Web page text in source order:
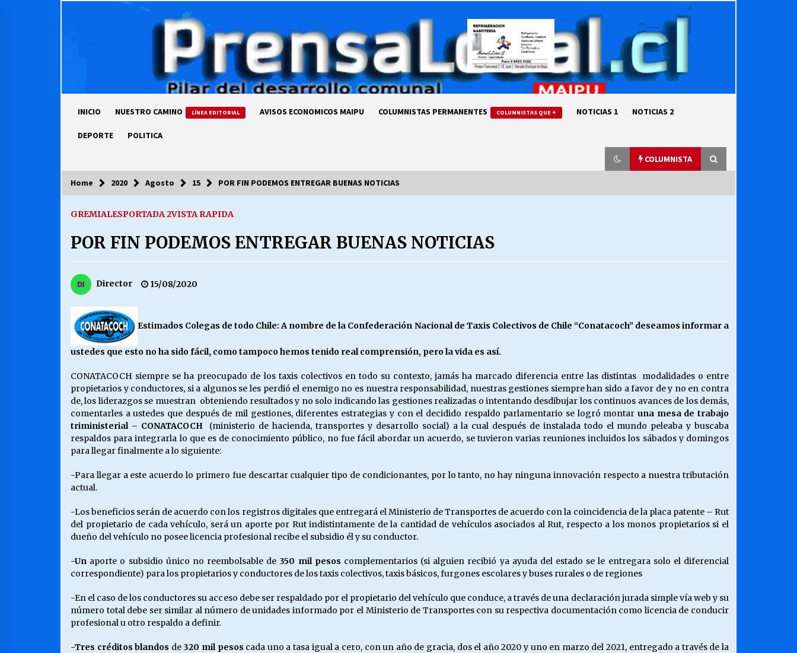
INICIO NUESTRO CAMINO LÍNEA EDITORIAL AVISOS ECONOMICOS MAIPU COLUMNISTAS PERMANENTES COLUMNISTAS QUE + NOTICIAS 1 NOTICIAS 2
DEPORTE POLITICA
COLUMNISTA
COLUMNISTA
luz… ¿Y cuándo van a bajar?
03/08/2026
69 AÑOS DE HISTORIA
28/07/2026
MUNICIPALIDAD, TRABAJADORES,
CLIMA LABORAL:
16/06/2026
28/05/2026
S.O.S. a los ricos, Save Our Souls
(Salvar Nuestras Almas)
30/04/2026
¿Asesores con doble sueldo?
18/04/2026
Chile y sus segmentos de la riqueza
06/04/2026
Home 2020 Agosto 15 POR FIN PODEMOS ENTREGAR BUENAS NOTICIAS
GREMIALESPORTADA 2VISTA RAPIDA
POR FIN PODEMOS ENTREGAR BUENAS NOTICIAS
Director 15/08/2020
Estimados Colegas de todo Chile: A nombre de la Confederación Nacional de Taxis Colectivos de Chile “Conatacoch” deseamos informar a
ustedes que esto no ha sido fácil, como tampoco hemos tenido real comprensión, pero la vida es así.
CONATACOCH siempre se ha preocupado de los taxis colectivos en todo su contexto, jamás ha marcado diferencia entre las distintas modalidades o entre
propietarios y conductores, si a algunos se les perdió el enemigo no es nuestra responsabilidad, nuestras gestiones siempre han sido a favor de y no en contra
de, los liderazgos se muestran obteniendo resultados y no solo indicando las gestiones realizadas o intentando desdibujar los continuos avances de los demás,
comentarles a ustedes que después de mil gestiones, diferentes estrategias y con el decidido respaldo parlamentario se logró montar una mesa de trabajo
triministerial – CONATACOCH (ministerio de hacienda, transportes y desarrollo social) a la cual después de instalada todo el mundo peleaba y buscaba
respaldos para integrarla lo que es de conocimiento público, no fue fácil abordar un acuerdo, se tuvieron varias reuniones incluidos los sábados y domingos
para llegar finalmente a lo siguiente:
-Para llegar a este acuerdo lo primero fue descartar cualquier tipo de condicionantes, por lo tanto, no hay ninguna innovación respecto a nuestra tributación
actual.
-Los beneficios serán de acuerdo con los registros digitales que entregará el Ministerio de Transportes de acuerdo con la coincidencia de la placa patente – Rut
del propietario de cada vehículo, será un aporte por Rut indistintamente de la cantidad de vehículos asociados al Rut, respecto a los monos propietarios si el
dueño del vehículo no posee licencia profesional recibe el subsidio él y su conductor.
-Un aporte o subsidio único no reembolsable de 350 mil pesos complementarios (si alguien recibió ya ayuda del estado se le entregara solo el diferencial
correspondiente) para los propietarios y conductores de los taxis colectivos, taxis básicos, furgones escolares y buses rurales o de regiones
-En el caso de los conductores su acceso debe ser respaldado por el propietario del vehículo que conduce, a través de una declaración jurada simple vía web y su
número total debe ser similar al número de unidades informado por el Ministerio de Transportes con su respectiva documentación como licencia de conducir
profesional u otro respaldo a definir.
-Tres créditos blandos de 320 mil pesos cada uno a tasa igual a cero, con un año de gracia, dos el año 2020 y uno en marzo del 2021, entregado a través de la